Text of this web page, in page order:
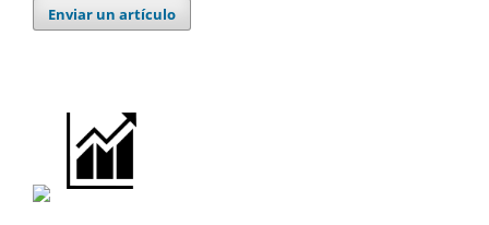
Enviar un artículo